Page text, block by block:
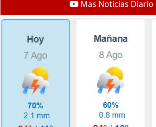
Mas Noticias Diario